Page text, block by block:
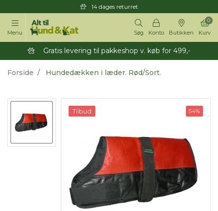
14 dages returret
Menu Søg Konto Butikken Kurv
0
Gratis levering til pakkeshop v. køb for 499,-
Forside Hundedækken i læder. Rød/Sort.
Tilbud 54%